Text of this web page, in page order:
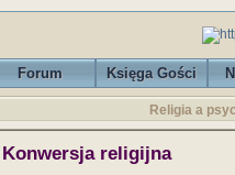
Forum Księga Gości
Religia a
Konwersja religijna